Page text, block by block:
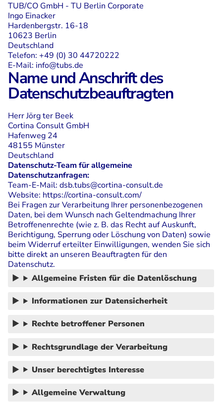
TUB/CO GmbH­ - TU Berlin Corporate
Ingo Einacker
Hardenbergstr. 16-18
10623 Berlin
Deutschland
Telefon: +49 (0) 30 44720222
E-Mail: info@tubs.de
Name und Anschrift des
Datenschutzbeauftragten
Herr Jörg ter Beek
Cortina Consult GmbH
Hafenweg 24
48155 Münster
Deutschland
Datenschutz-Team für allgemeine
Datenschutzanfragen:
Team-E-Mail:dsb.tubs@cortina-consult.de
Website: https://cortina-consult.com/
Bei Fragen zur Verarbeitung Ihrer personenbezogenen
Daten, bei dem Wunsch nach Geltendmachung Ihrer
Betroffenenrechte (wie z. B. das Recht auf Auskunft,
Berichtigung, Sperrung oder Löschung von Daten) sowie
beim Widerruf erteilter Einwilligungen, wenden Sie sich
bitte direkt an unseren Beauftragten für den
Datenschutz.
Allgemeine Fristen für die Datenlöschung
Informationen zur Datensicherheit
Rechte betroffener Personen
Rechtsgrundlage der Verarbeitung
Unser berechtigtes Interesse
Allgemeine Verwaltung